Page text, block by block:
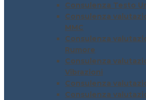
Consulenza Testo
Consulenza
MMC
Consulenza
Rumore
Consulenza
Vibrazioni
Consulenza
Consulenza